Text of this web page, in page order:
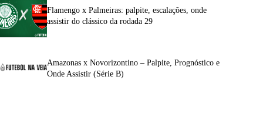
Flamengo x Palmeiras: palpite, escalações, onde
assistir do clássico da rodada 29
Amazonas x Novorizontino – Palpite, Prognóstico e
Onde Assistir (Série B)